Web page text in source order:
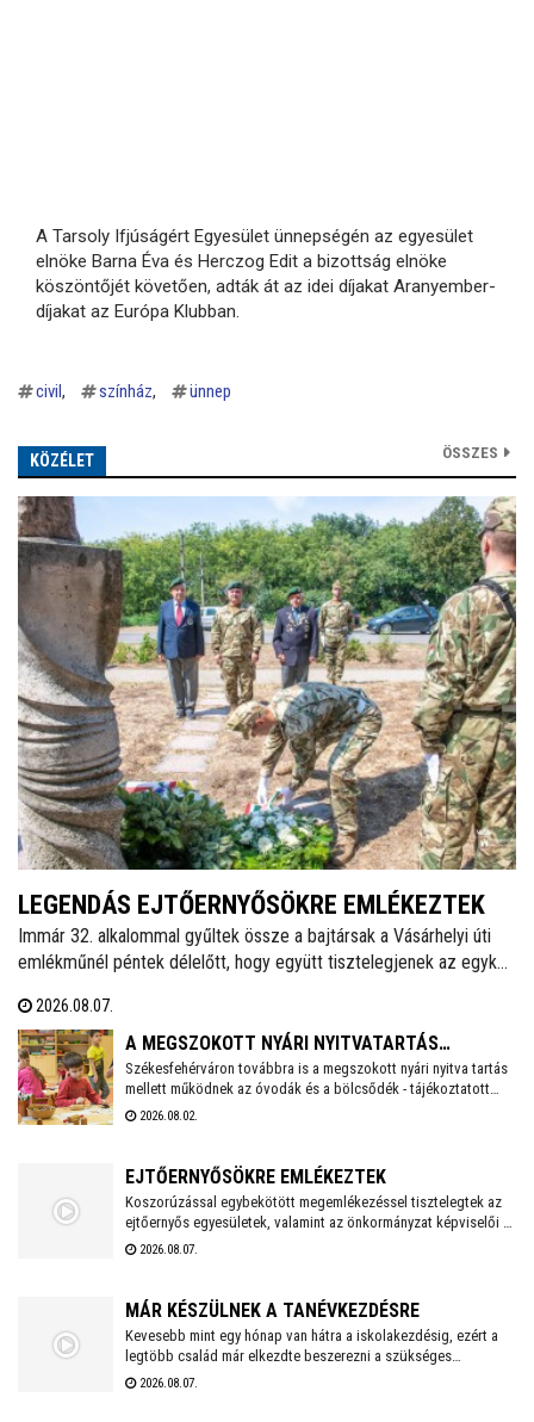
A Tarsoly Ifjúságért Egyesület ünnepségén az egyesület
elnöke Barna Éva és Herczog Edit a bizottság elnöke
köszöntőjét követően, adták át az idei díjakat Aranyember-
díjakat az Európa Klubban.
civil színház ünnep
KÖZÉLET ÖSSZES
LEGENDÁS EJTŐERNYŐSÖKRE EMLÉKEZTEK
Immár 32. alkalommal gyűltek össze a bajtársak a Vásárhelyi úti
emlékműnél péntek délelőtt, hogy együtt tisztelegjenek az egykori
Veterán Repülők és Ejtőernyősök Fejér Megyei Egyesülete ezzel a
rendezvénnyel őrzi az a második világháború után újjászervezett,
1951-től 1954-ig Székesfehérváron ismertté vált ejtőernyős
alakulat emlékét.
2026.08.07.
A MEGSZOKOTT NYÁRI NYITVATARTÁS
MELLETT MŰKÖDNEK A FEHÉRVÁRI ÓVODÁK ÉS
BÖLCSŐDÉK
Székesfehérváron továbbra is a megszokott nyári nyitva tartás
mellett működnek az óvodák és a bölcsődék - tájékoztatott
közösségi oldalán a város polgármestere. Hétfőtől is tehát a
2026.08.02.
EJTŐERNYŐSÖKRE EMLÉKEZTEK
Koszorúzással egybekötött megemlékezéssel tisztelegtek az
ejtőernyős egyesületek, valamint az önkormányzat képviselői a
Repülős és Ejtőernyős Emlékműnél. A jelenlévők a 62. Önálló
2026.08.07.
MÁR KÉSZÜLNEK A TANÉVKEZDÉSRE
Kevesebb mint egy hónap van hátra a iskolakezdésig, ezért a
legtöbb család már elkezdte beszerezni a szükséges
tanszereket. A fehérvári papír-írószer üzletek már július eleje
2026.08.07.